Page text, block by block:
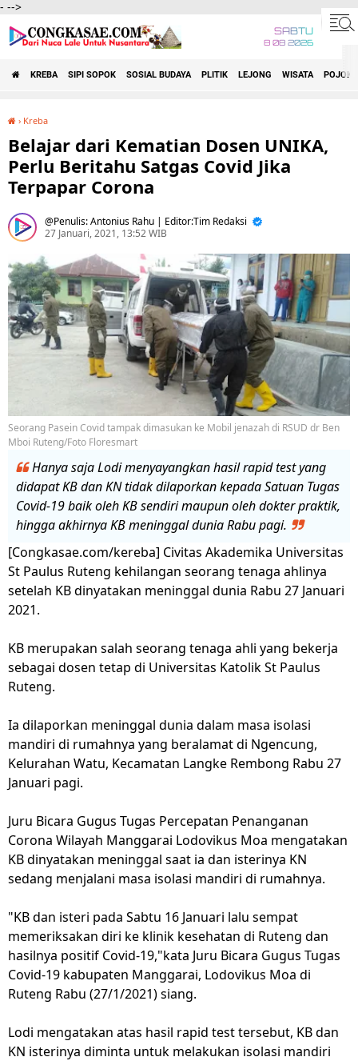
- -->
SABTU
8 08 2026
KREBA SIPI SOPOK SOSIAL BUDAYA PLITIK LEJONG WISATA POJOK
› Kreba
Belajar dari Kematian Dosen UNIKA,
Perlu Beritahu Satgas Covid Jika
Terpapar Corona
Penulis: Antonius Rahu | Editor:Tim Redaksi
27 Januari, 2021, 13:52 WIB
Seorang Pasein Covid tampak dimasukan ke Mobil jenazah di RSUD dr Ben
Mboi Ruteng/Foto Floresmart
Hanya saja Lodi menyayangkan hasil rapid test yang
didapat KB dan KN tidak dilaporkan kepada Satuan Tugas
Covid-19 baik oleh KB sendiri maupun oleh dokter praktik,
hingga akhirnya KB meninggal dunia Rabu pagi.
[Congkasae.com/kereba] Civitas Akademika Universitas
St Paulus Ruteng kehilangan seorang tenaga ahlinya
setelah KB dinyatakan meninggal dunia Rabu 27 Januari
2021.
KB merupakan salah seorang tenaga ahli yang bekerja
sebagai dosen tetap di Universitas Katolik St Paulus
Ruteng.
Ia dilaporkan meninggal dunia dalam masa isolasi
mandiri di rumahnya yang beralamat di Ngencung,
Kelurahan Watu, Kecamatan Langke Rembong Rabu 27
Januari pagi.
Juru Bicara Gugus Tugas Percepatan Penanganan
Corona Wilayah Manggarai Lodovikus Moa mengatakan
KB dinyatakan meninggal saat ia dan isterinya KN
sedang menjalani masa isolasi mandiri di rumahnya.
"KB dan isteri pada Sabtu 16 Januari lalu sempat
memeriksakan diri ke klinik kesehatan di Ruteng dan
hasilnya positif Covid-19,"kata Juru Bicara Gugus Tugas
Covid-19 kabupaten Manggarai, Lodovikus Moa di
Ruteng Rabu (27/1/2021) siang.
Lodi mengatakan atas hasil rapid test tersebut, KB dan
KN isterinya diminta untuk melakukan isolasi mandiri